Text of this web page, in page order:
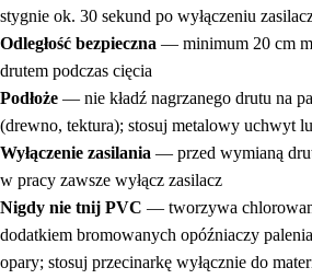
stygnie ok. 30 sekund po wyłączeniu
Odległość bezpieczna — minimum 20 cm
drutem podczas cięcia
Podłoże — nie kładź nagrzanego drutu na
(drewno, tektura); stosuj metalowy uchwyt
Wyłączenie zasilania — przed wymianą
w pracy zawsze wyłącz zasilacz
Nigdy nie tnij PVC — tworzywa
dodatkiem bromowanych opóźniaczy
opary; stosuj przecinarkę wyłącznie do